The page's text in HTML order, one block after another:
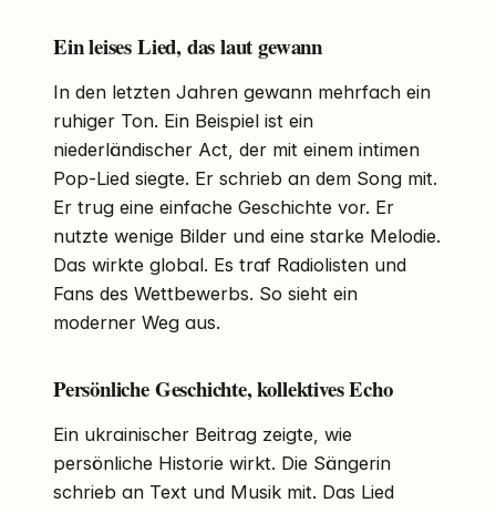
Ein leises Lied, das laut gewann
In den letzten Jahren gewann mehrfach ein
ruhiger Ton. Ein Beispiel ist ein
niederländischer Act, der mit einem intimen
Pop-Lied siegte. Er schrieb an dem Song mit.
Er trug eine einfache Geschichte vor. Er
nutzte wenige Bilder und eine starke Melodie.
Das wirkte global. Es traf Radiolisten und
Fans des Wettbewerbs. So sieht ein
moderner Weg aus.
Persönliche Geschichte, kollektives Echo
Ein ukrainischer Beitrag zeigte, wie
persönliche Historie wirkt. Die Sängerin
schrieb an Text und Musik mit. Das Lied